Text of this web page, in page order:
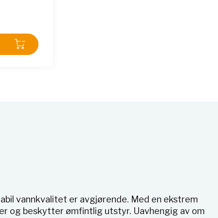
vannkvalitet er avgjørende. Med en ekstrem
og beskytter ømfintlig utstyr. Uavhengig av om